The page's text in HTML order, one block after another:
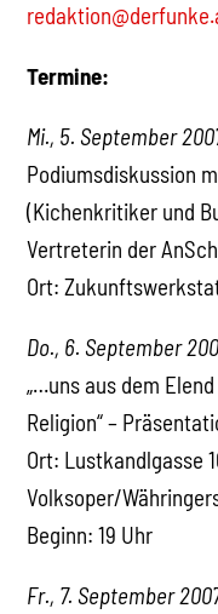
Termine:
Mi., 5. September
Podiumsdiskussion
(Kichenkritiker und
Vertreterin der
Ort:
Do., 6. September
„…uns aus dem
Religion“ –
Ort: Lustkandlgasse
Volksoper/
Beginn: 19 Uhr
Fr., 7. September